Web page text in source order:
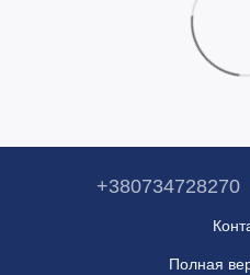
+380734728270
Полная